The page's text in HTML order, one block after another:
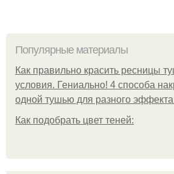
Популярные материалы
Как правильно красить ресницы
условия. Гениально! 4 способа
одной тушью для разного
Как подобрать цвет теней: